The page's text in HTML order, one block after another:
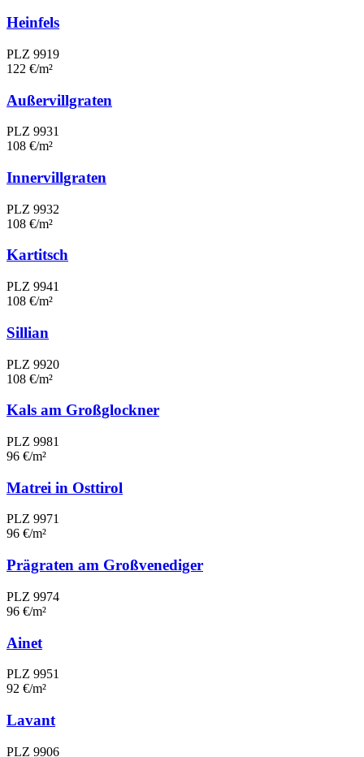
Heinfels
PLZ 9919
122 €/m²
Außervillgraten
PLZ 9931
108 €/m²
Innervillgraten
PLZ 9932
108 €/m²
Kartitsch
PLZ 9941
108 €/m²
Sillian
PLZ 9920
108 €/m²
Kals am Großglockner
PLZ 9981
96 €/m²
Matrei in Osttirol
PLZ 9971
96 €/m²
Prägraten am Großvenediger
PLZ 9974
96 €/m²
Ainet
PLZ 9951
92 €/m²
Lavant
PLZ 9906